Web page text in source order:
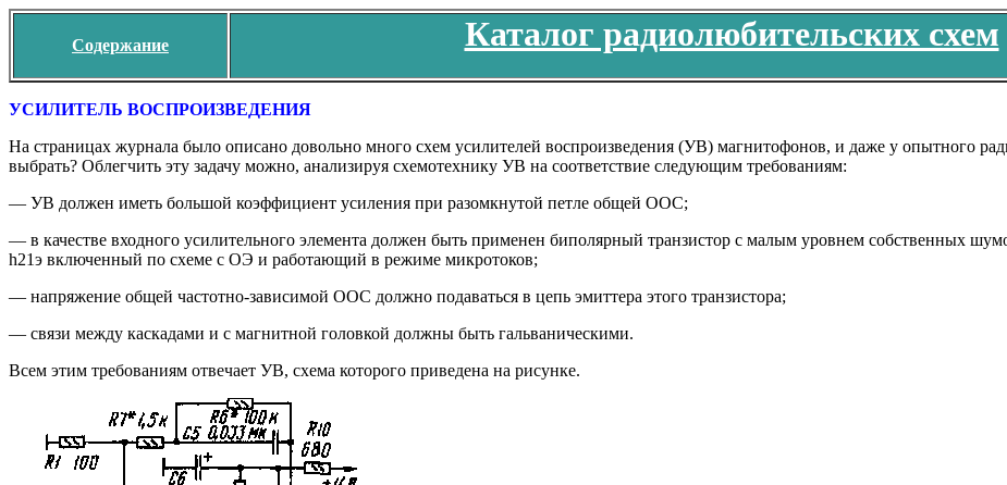
Содержание Каталог радиолюбительских схем
УСИЛИТЕЛЬ ВОСПРОИЗВЕДЕНИЯ
На страницах журнала было описано довольно много схем усилителей воспроизведения (УВ) магнитофонов, и даже у опытного
выбрать? Облегчить эту задачу можно, анализируя схемотехнику УВ на соответствие следующим требованиям:
— УВ должен иметь большой коэффициент усиления при разомкнутой петле общей ООС;
— в качестве входного усилительного элемента должен быть применен биполярный транзистор с малым уровнем собственных
h21э включенный по схеме с ОЭ и работающий в режиме микротоков;
— напряжение общей частотно-зависимой ООС должно подаваться в цепь эмиттера этого транзистора;
— связи между каскадами и с магнитной головкой должны быть гальваническими.
Всем этим требованиям отвечает УВ, схема которого приведена на рисунке.